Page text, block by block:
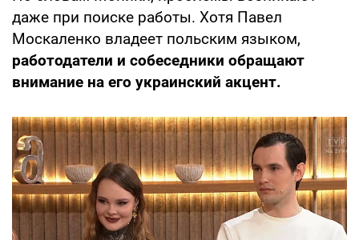
даже при поиске работы. Хотя Павел
Москаленко владеет польским языком,
работодатели и собеседники обращают
внимание на его украинский акцент.